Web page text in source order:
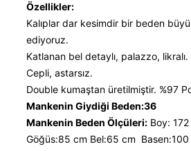
Özellikler:
Kalıplar dar kesimdir bir beden
ediyoruz.
Katlanan bel detaylı, palazzo, likralı.
Cepli, astarsız.
Double kumaştan üretilmiştir. %97
Mankenin Giydiği Beden:36
Mankenin Beden Ölçüleri: Boy:
Göğüs:85 cm Bel:65 cm Basen:100